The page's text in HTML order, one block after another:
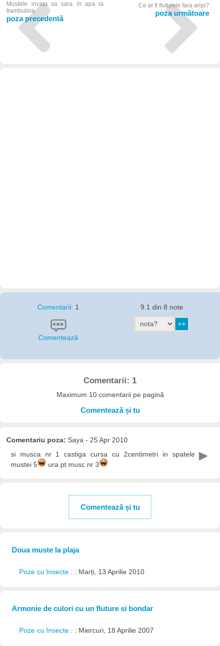
Mustele invata sa sara in apa la
trambulina
poza precedentă
Ce ar fi fluturele fara aripi?
poza următoare
Comentarii: 1
Comentează
9.1 din 8 note
Comentarii: 1
Maximum 10 comentarii pe pagină
Comentează și tu
Comentariu poza: Saya - 25 Apr 2010
si musca nr 1 castiga cursa cu 2centimetri in spatele
mustei 5
ura pt musc nr 3
Comentează și tu
Doua muste la plaja
Poze cu Insecte : : Marți, 13 Aprilie 2010
Armonie de culori cu un fluture si bondar
Poze cu Insecte : : Miercuri, 18 Aprilie 2007